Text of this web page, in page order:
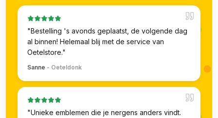
"Bestelling 's avonds geplaatst, de volgende dag
al binnen! Helemaal blij met de service van
Oetelstore."
Sanne - Oeteldonk
"Unieke emblemen die je nergens anders vindt.